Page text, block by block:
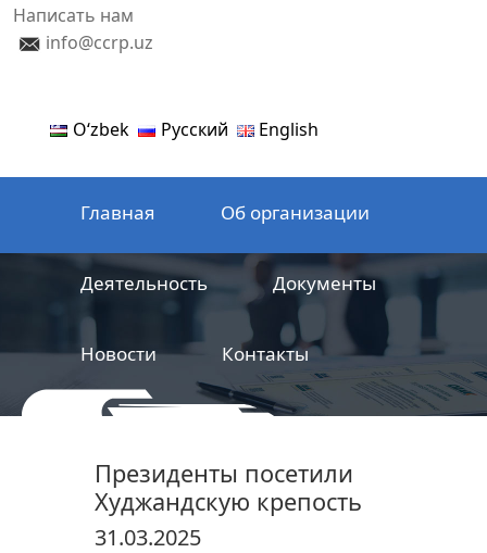
Написать нам
info@ccrp.uz
Oʻzbek Русский English
Главная Об организации
Деятельность Документы
Новости Контакты
железнодорожной продукции
Президенты посетили
Худжандскую крепость
31.03.2025